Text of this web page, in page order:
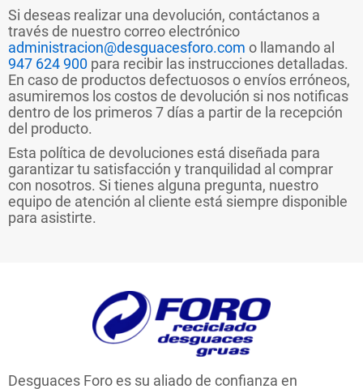
Si deseas realizar una devolución, contáctanos a
través de nuestro correo electrónico
administracion@desguacesforo.com o llamando al
947 624 900 para recibir las instrucciones detalladas.
En caso de productos defectuosos o envíos erróneos,
asumiremos los costos de devolución si nos notificas
dentro de los primeros 7 días a partir de la recepción
del producto.
Esta política de devoluciones está diseñada para
garantizar tu satisfacción y tranquilidad al comprar
con nosotros. Si tienes alguna pregunta, nuestro
equipo de atención al cliente está siempre disponible
para asistirte.
Desguaces Foro es su aliado de confianza en